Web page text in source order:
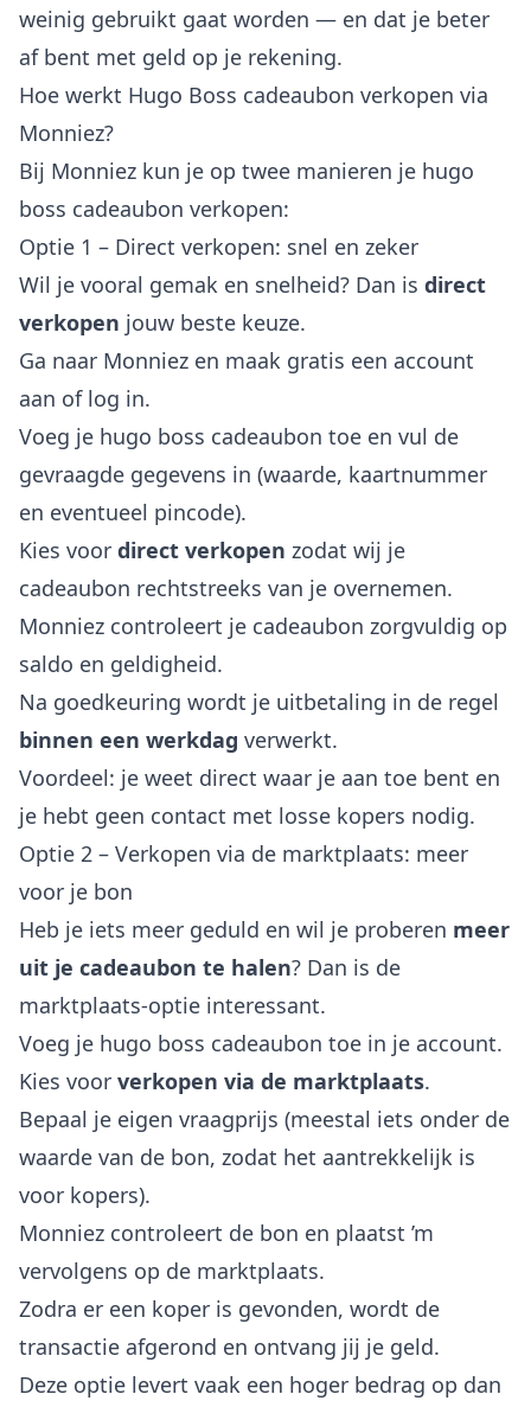
weinig gebruikt gaat worden — en dat je beter
af bent met geld op je rekening.
Hoe werkt Hugo Boss cadeaubon verkopen via
Monniez?
Bij Monniez kun je op twee manieren je hugo
boss cadeaubon verkopen:
Optie 1 – Direct verkopen: snel en zeker
Wil je vooral gemak en snelheid? Dan is direct
verkopen jouw beste keuze.
Ga naar Monniez en maak gratis een account
aan of log in.
Voeg je hugo boss cadeaubon toe en vul de
gevraagde gegevens in (waarde, kaartnummer
en eventueel pincode).
Kies voor direct verkopen zodat wij je
cadeaubon rechtstreeks van je overnemen.
Monniez controleert je cadeaubon zorgvuldig op
saldo en geldigheid.
Na goedkeuring wordt je uitbetaling in de regel
binnen een werkdag verwerkt.
Voordeel: je weet direct waar je aan toe bent en
je hebt geen contact met losse kopers nodig.
Optie 2 – Verkopen via de marktplaats: meer
voor je bon
Heb je iets meer geduld en wil je proberen meer
uit je cadeaubon te halen? Dan is de
marktplaats-optie interessant.
Voeg je hugo boss cadeaubon toe in je account.
Kies voor verkopen via de marktplaats.
Bepaal je eigen vraagprijs (meestal iets onder de
waarde van de bon, zodat het aantrekkelijk is
voor kopers).
Monniez controleert de bon en plaatst ’m
vervolgens op de marktplaats.
Zodra er een koper is gevonden, wordt de
transactie afgerond en ontvang jij je geld.
Deze optie levert vaak een hoger bedrag op dan